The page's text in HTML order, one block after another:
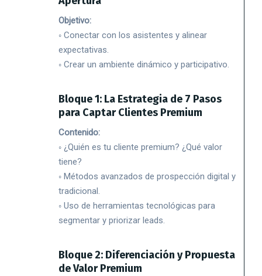
Objetivo:
◦ Conectar con los asistentes y alinear
expectativas.
◦ Crear un ambiente dinámico y participativo.
Bloque 1: La Estrategia de 7 Pasos
para Captar Clientes Premium
Contenido:
◦ ¿Quién es tu cliente premium? ¿Qué valor
tiene?
◦ Métodos avanzados de prospección digital y
tradicional.
◦ Uso de herramientas tecnológicas para
segmentar y priorizar leads.
Bloque 2: Diferenciación y Propuesta
de Valor Premium